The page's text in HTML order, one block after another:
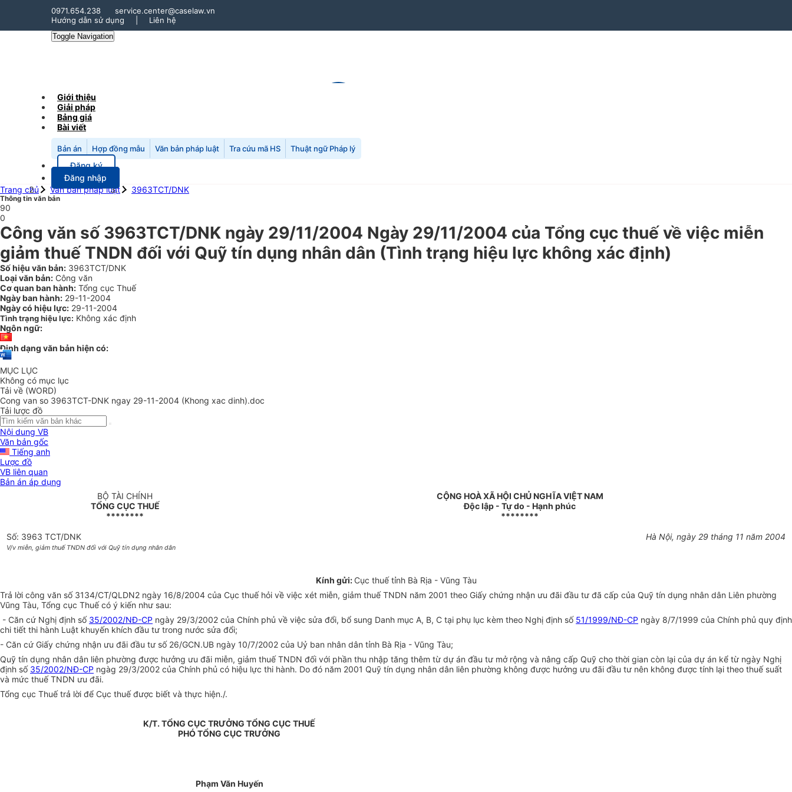
0971.654.238
service.center@caselaw.vn
Hướng dẫn sử dụng
Liên hệ
Toggle Navigation
Giới thiệu
Giải pháp
Bảng giá
Bài viết
Bản án Hợp đồng mẫu Văn bản pháp luật Tra cứu mã HS Thuật ngữ Pháp lý
Đăng ký
Đăng nhập
Trang chủ
Văn bản pháp luật 3963TCT/DNK
Thông tin văn bản
90
0
Công văn số 3963TCT/DNK ngày 29/11/2004 Ngày 29/11/2004 của Tổng cục thuế về việc miễn
giảm thuế TNDN đối với Quỹ tín dụng nhân dân (Tình trạng hiệu lực không xác định)
Số hiệu văn bản: 3963TCT/DNK
Loại văn bản: Công văn
Cơ quan ban hành: Tổng cục Thuế
Ngày ban hành: 29-11-2004
Ngày có hiệu lực: 29-11-2004
Tình trạng hiệu lực: Không xác định
Ngôn ngữ:
Định dạng văn bản hiện có:
MỤC LỤC
Không có mục lục
Tải về (WORD)
Cong van so 3963TCT-DNK ngay 29-11-2004 (Khong xac dinh).doc
Tải lược đồ
Nội dung VB
Văn bản gốc
Tiếng anh
Lược đồ
VB liên quan
Bản án áp dụng
BỘ TÀI CHÍNH
TỔNG CỤC THUẾ
********
CỘNG HOÀ XÃ HỘI CHỦ NGHĨA VIỆT NAM
Độc lập - Tự do - Hạnh phúc
********
Số: 3963 TCT/DNK
V/v miễn, giảm thuế TNDN đối với Quỹ tín dụng nhân dân
Hà Nội, ngày 29 tháng 11 năm 2004
Kính gửi: Cục thuế tỉnh Bà Rịa - Vũng Tàu
Trả lời công văn số 3134/CT/QLDN2 ngày 16/8/2004 của Cục thuế hỏi về việc xét miễn, giảm thuế TNDN năm 2001 theo Giấy chứng nhận ưu đãi đầu tư đã cấp của Quỹ tín dụng nhân dân Liên phường
Vũng Tàu, Tổng cục Thuế có ý kiến như sau:
- Căn cứ Nghị định số 35/2002/NĐ-CP ngày 29/3/2002 của Chính phủ về việc sửa đổi, bổ sung Danh mục A, B, C tại phụ lục kèm theo Nghị định số 51/1999/NĐ-CP ngày 8/7/1999 của Chính phủ quy định
chi tiết thi hành Luật khuyến khích đầu tư trong nước sửa đổi;
- Căn cứ Giấy chứng nhận ưu đãi đầu tư số 26/GCN.UB ngày 10/7/2002 của Uỷ ban nhân dân tỉnh Bà Rịa - Vũng Tàu;
Quỹ tín dụng nhân dân liên phường được hưởng ưu đãi miễn, giảm thuế TNDN đối với phần thu nhập tăng thêm từ dự án đầu tư mở rộng và nâng cấp Quỹ cho thời gian còn lại của dự án kể từ ngày Nghị
định số 35/2002/NĐ-CP ngàg 29/3/2002 của Chính phủ có hiệu lực thi hành. Do đó năm 2001 Quỹ tín dụng nhân dân liên phường không được hưởng ưu đãi đầu tư nên không được tính lại theo thuế suất
và mức thuế TNDN ưu đãi.
Tổng cục Thuế trả lời để Cục thuế được biết và thực hiện./.
K/T. TỔNG CỤC TRƯỞNG TỔNG CỤC THUẾ
PHÓ TỔNG CỤC TRƯỞNG
Phạm Văn Huyến